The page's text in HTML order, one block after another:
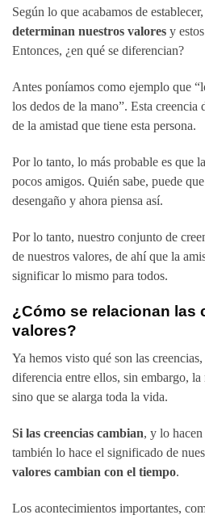
Según lo que acabamos de
determinan nuestros valores y
Entonces, ¿en qué se diferencian?
Antes poníamos como ejemplo que
los dedos de la mano”. Esta creencia
de la amistad que tiene esta persona.
Por lo tanto, lo más probable es que
pocos amigos. Quién sabe, puede
desengaño y ahora piensa así.
Por lo tanto, nuestro conjunto de
de nuestros valores, de ahí que la
significar lo mismo para todos.
¿Cómo se relacionan las
valores?
Ya hemos visto qué son las
diferencia entre ellos, sin embargo, la
sino que se alarga toda la vida.
Si las creencias cambian, y lo
también lo hace el significado de
valores cambian con el tiempo.
Los acontecimientos importantes,